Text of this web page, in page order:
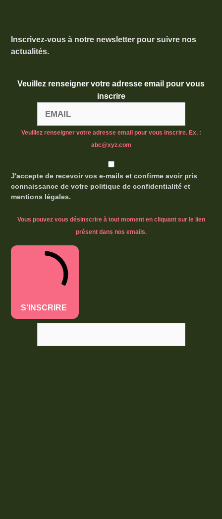
Inscrivez-vous à notre newsletter pour suivre nos
actualités.
Veuillez renseigner votre adresse email pour vous
inscrire
Veuillez renseigner votre adresse email pour vous inscrire. Ex. :
abc@xyz.com
J'accepte de recevoir vos e-mails et confirme avoir pris
connaissance de votre politique de confidentialité et
mentions légales.
Vous pouvez vous désinscrire à tout moment en cliquant sur le lien
présent dans nos emails.
S'INSCRIRE